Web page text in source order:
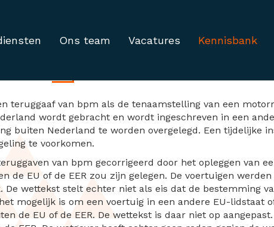
Ons team Vacatures Kennisbank
teruggaaf van bpm als de tenaamstelling van een
wordt gebracht en wordt ingeschreven in een
buiten Nederland te worden overgelegd. Een tijdelijke
te voorkomen.
van bpm gecorrigeerd door het opleggen van
de EU of de EER zou zijn gelegen. De voertuigen
De wettekst stelt echter niet als eis dat de bestemming
mogelijk is om een voertuig in een andere EU-lidstaat
de EU of de EER. De wettekst is daar niet op